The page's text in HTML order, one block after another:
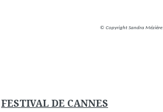
© Copyright Sandra Mézière
FESTIVAL DE CANNES